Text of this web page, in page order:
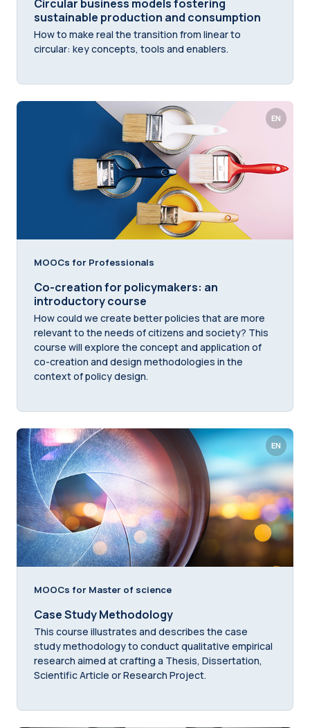
Circular business models fostering
sustainable production and consumption
How to make real the transition from linear to
circular: key concepts, tools and enablers.
EN
MOOCs for Professionals
Co-creation for policymakers: an
introductory course
How could we create better policies that are more
relevant to the needs of citizens and society? This
course will explore the concept and application of
co-creation and design methodologies in the
context of policy design.
EN
MOOCs for Master of science
Case Study Methodology
This course illustrates and describes the case
study methodology to conduct qualitative empirical
research aimed at crafting a Thesis, Dissertation,
Scientific Article or Research Project.